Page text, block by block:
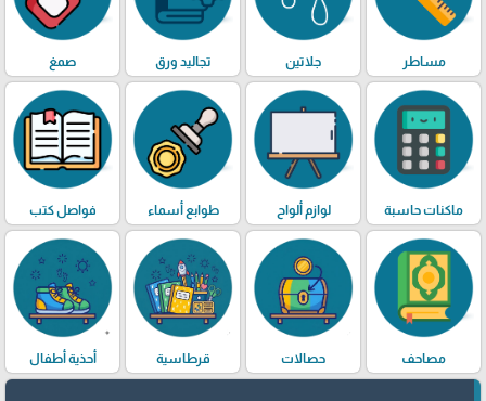
مساطر جلاتين تجاليد ورق صمغ
ماكنات حاسبة لوازم ألواح طوابع أسماء فواصل كتب
مصاحف حصالات قرطاسية أحذية أطفال